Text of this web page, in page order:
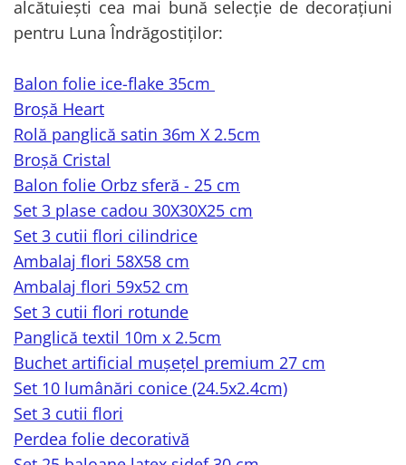
alcătuiești cea mai bună selecție de decorațiuni
pentru Luna Îndrăgostiților:
Balon folie ice-flake 35cm
Broșă Heart
Rolă panglică satin 36m X 2.5cm
Broșă Cristal
Balon folie Orbz sferă - 25 cm
Set 3 plase cadou 30X30X25 cm
Set 3 cutii flori cilindrice
Ambalaj flori 58X58 cm
Ambalaj flori 59x52 cm
Set 3 cutii flori rotunde
Panglică textil 10m x 2.5cm
Buchet artificial mușețel premium 27 cm
Set 10 lumânări conice (24.5x2.4cm)
Set 3 cutii flori
Perdea folie decorativă